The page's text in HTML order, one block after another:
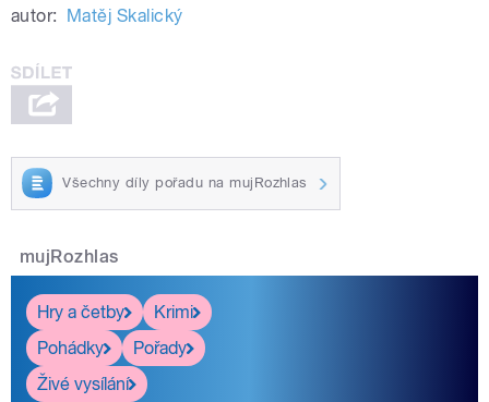
autor: Matěj Skalický
Všechny díly pořadu na mujRozhlas
mujRozhlas
Hry a četby
Krimi
Pohádky
Pořady
Živé vysílání